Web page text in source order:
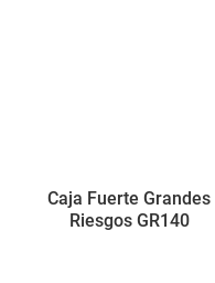
Caja Fuerte Grandes
Riesgos GR140